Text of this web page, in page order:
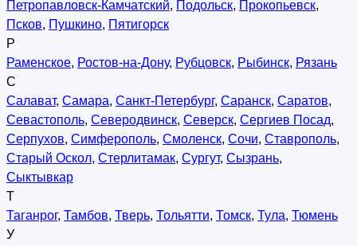
Петропавловск-Камчатский, Подольск, Прокопьевск,
Псков, Пушкино, Пятигорск
Р
Раменское, Ростов-на-Дону, Рубцовск, Рыбинск, Рязань
С
Салават, Самара, Санкт-Петербург, Саранск, Саратов,
Севастополь, Северодвинск, Северск, Сергиев Посад,
Серпухов, Симферополь, Смоленск, Сочи, Ставрополь,
Старый Оскол, Стерлитамак, Сургут, Сызрань,
Сыктывкар
Т
Таганрог, Тамбов, Тверь, Тольятти, Томск, Тула, Тюмень
У